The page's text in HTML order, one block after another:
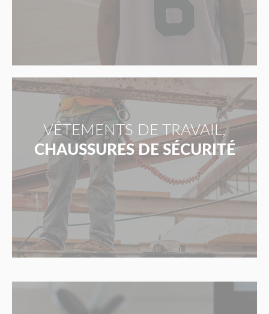
VÊTEMENTS DE TRAVAIL,
CHAUSSURES DE SÉCURITÉ